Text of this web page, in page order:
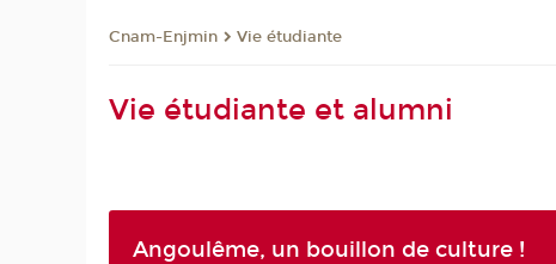
Cnam-Enjmin Vie étudiante
Vie étudiante et alumni
Angoulême, un bouillon de culture !